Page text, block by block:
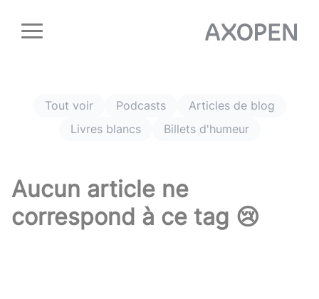
Tout voir Podcasts
Articles de blog
Livres blancs
Billets d'humeur
Aucun article ne
correspond à ce tag 😢